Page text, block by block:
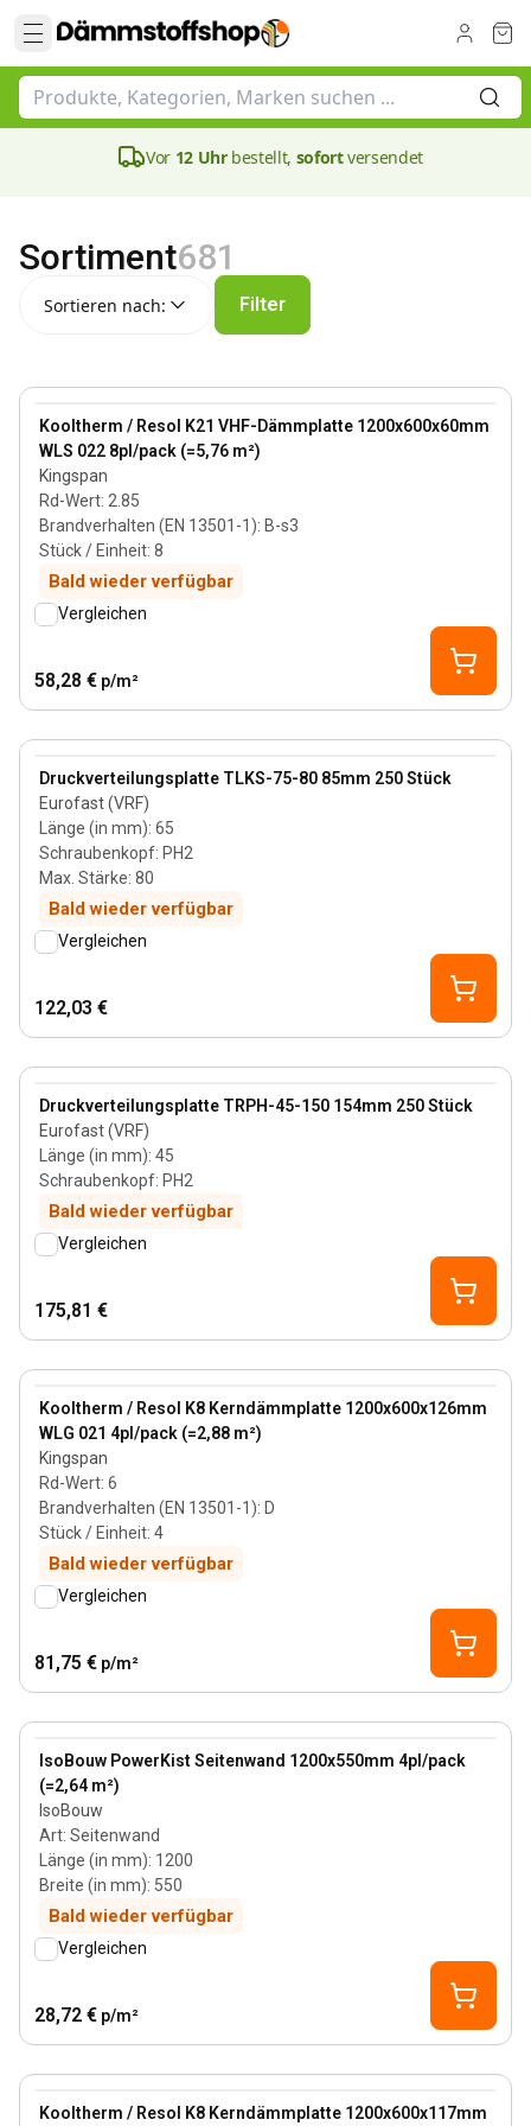
Vor 12 Uhrbestellt, sofortversendet
Sortiment681
Sortieren nach: Filter
Kooltherm / Resol K21 VHF-Dämmplatte 1200x600x60mm
WLS 022 8pl/pack (=5,76 m²)
Kingspan
Rd-Wert: 2.85
Brandverhalten (EN 13501-1): B-s3
Stück / Einheit: 8
Bald wieder verfügbar
View product
Vergleichen
58,28 € p/m²
Druckverteilungsplatte TLKS-75-80 85mm 250 Stück
Eurofast (VRF)
Länge (in mm): 65
Schraubenkopf: PH2
Max. Stärke: 80
Bald wieder verfügbar
View product
Vergleichen
122,03 €
Druckverteilungsplatte TRPH-45-150 154mm 250 Stück
Eurofast (VRF)
Länge (in mm): 45
Schraubenkopf: PH2
Bald wieder verfügbar
View product
Vergleichen
175,81 €
Kooltherm / Resol K8 Kerndämmplatte 1200x600x126mm
WLG 021 4pl/pack (=2,88 m²)
Kingspan
Rd-Wert: 6
Brandverhalten (EN 13501-1): D
Stück / Einheit: 4
Bald wieder verfügbar
View product
Vergleichen
81,75 € p/m²
IsoBouw PowerKist Seitenwand 1200x550mm 4pl/pack
(=2,64 m²)
IsoBouw
Art: Seitenwand
Länge (in mm): 1200
Breite (in mm): 550
Bald wieder verfügbar
View product
Vergleichen
28,72 € p/m²
Kooltherm / Resol K8 Kerndämmplatte 1200x600x117mm
View product